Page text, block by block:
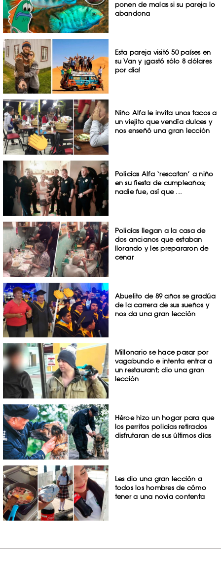
ponen de malas si su pareja lo
abandona
Esta pareja visitó 50 países en
su Van y ¡gastó sólo 8 dólares
por día!
Niño Alfa le invita unos tacos a
un viejito que vendía dulces y
nos enseñó una gran lección
Policías Alfa ‘rescatan’ a niño
en su fiesta de cumpleaños;
nadie fue, así que ...
Policías llegan a la casa de
dos ancianos que estaban
llorando y les prepararon de
cenar
Abuelito de 89 años se gradúa
de la carrera de sus sueños y
nos da una gran lección
Millonario se hace pasar por
vagabundo e intenta entrar a
un restaurant; dio una gran
lección
Héroe hizo un hogar para que
los perritos policías retirados
disfrutaran de sus últimos días
Les dio una gran lección a
todos los hombres de cómo
tener a una novia contenta